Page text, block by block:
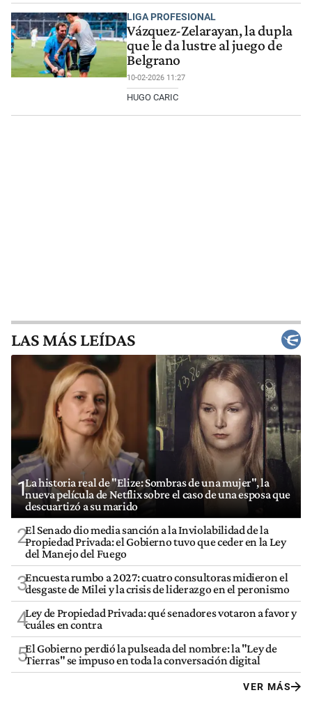
LIGA PROFESIONAL
Vázquez-Zelarayan, la dupla
que le da lustre al juego de
Belgrano
10-02-2026 11:27
HUGO CARIC
LAS MÁS LEÍDAS
1La historia real de "Elize: Sombras de una mujer", la
nueva película de Netflix sobre el caso de una esposa que
descuartizó a su marido
2El Senado dio media sanción a la Inviolabilidad de la
Propiedad Privada: el Gobierno tuvo que ceder en la Ley
del Manejo del Fuego
3Encuesta rumbo a 2027: cuatro consultoras midieron el
desgaste de Milei y la crisis de liderazgo en el peronismo
4Ley de Propiedad Privada: qué senadores votaron a favor y
cuáles en contra
5El Gobierno perdió la pulseada del nombre: la "Ley de
Tierras" se impuso en toda la conversación digital
VER MÁS